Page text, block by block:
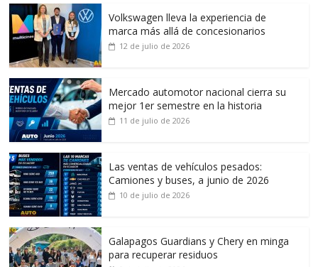
Volkswagen lleva la experiencia de
marca más allá de concesionarios
12 de julio de 2026
Mercado automotor nacional cierra su
mejor 1er semestre en la historia
11 de julio de 2026
Las ventas de vehículos pesados:
Camiones y buses, a junio de 2026
10 de julio de 2026
Galapagos Guardians y Chery en minga
para recuperar residuos